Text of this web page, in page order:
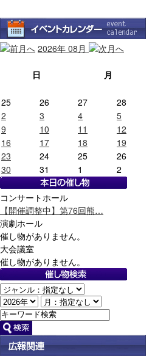
2026年 08月
日 月
25 26 27 28
2
3 4 5
9
10 11 12
16
17 18 19
23
24 25 26
30
31 1 2
コンサートホール
【開催調整中】第76回熊…
演劇ホール
催し物がありません。
大会議室
催し物がありません。